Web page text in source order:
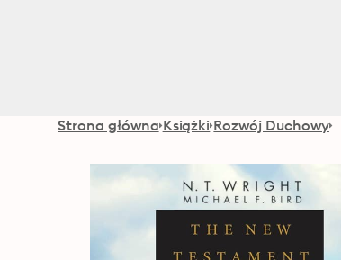
Strona główna Książki Rozwój Duchowy